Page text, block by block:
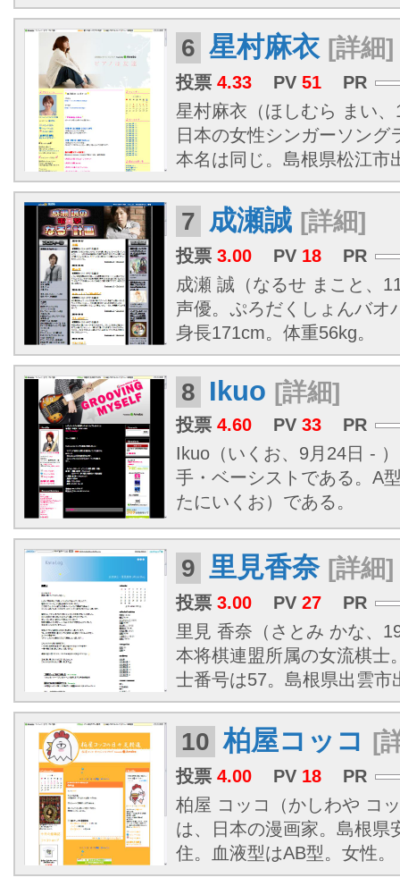
6 星村麻衣 [詳細]
投票 4.33 PV 51
PR
星村麻衣（ほしむら まい
日本の女性シンガーソング
本名は同じ。 島根県松江市
7 成瀬誠 [詳細]
投票 3.00 PV 18
PR
成瀬 誠（なるせ まこと、
声優。ぷろだくしょんバオ
身長171cm。体重56kg。
8 Ikuo [詳細]
投票 4.60 PV 33
PR
Ikuo（いくお、9月24日 -
手・ベーシストである。A
たにいくお）である。
9 里見香奈 [詳細]
投票 3.00 PV 27
PR
里見 香奈（さとみ かな、
本将棋連盟所属の女流棋士
士番号は57。 島根県出雲市
10 柏屋コッコ [
投票 4.00 PV 18
PR
柏屋 コッコ（かしわや コ
は、日本の漫画家。 島根県
住。血液型はAB型。女性。